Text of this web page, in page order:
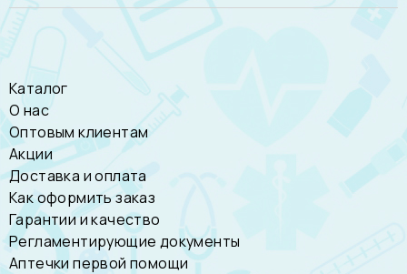
Каталог
О нас
Оптовым клиентам
Акции
Доставка и оплата
Как оформить заказ
Гарантии и качество
Регламентирующие документы
Аптечки первой помощи